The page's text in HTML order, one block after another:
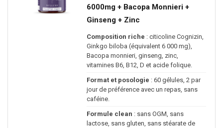
6000mg + Bacopa Monnieri +
Ginseng + Zinc
Composition riche : citicoline Cognizin,
Ginkgo biloba (équivalent 6 000 mg),
Bacopa monnieri, ginseng, zinc,
vitamines B6, B12, D et acide folique.
Format et posologie : 60 gélules, 2 par
jour de préférence avec un repas, sans
caféine.
Formule clean : sans OGM, sans
lactose, sans gluten, sans stéarate de